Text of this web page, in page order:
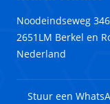
Noodeindseweg
2651LM Berkel en
Nederland
Stuur een